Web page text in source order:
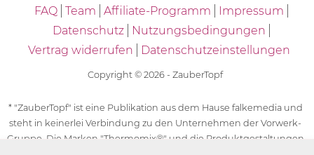
FAQ Team Affiliate-Programm
Impressum
Datenschutz
Nutzungsbedingungen
Vertrag widerrufen
Datenschutzeinstellungen
Copyright © 2026 - ZauberTopf
* "ZauberTopf" ist eine Publikation aus dem Hause falkemedia und
steht in keinerlei Verbindung zu den Unternehmen der Vorwerk-
Gruppe. Die Marken "Thermomix®" und die Produktgestaltungen